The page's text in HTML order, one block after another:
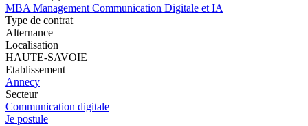
MBA Management Communication Digitale et IA
Type de contrat
Alternance
Localisation
HAUTE-SAVOIE
Etablissement
Annecy
Secteur
Communication digitale
Je postule